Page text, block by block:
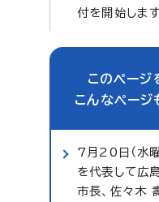
付を開始します
このページ
こんなページ
7月20日（水
を代表して広
市長、佐々木